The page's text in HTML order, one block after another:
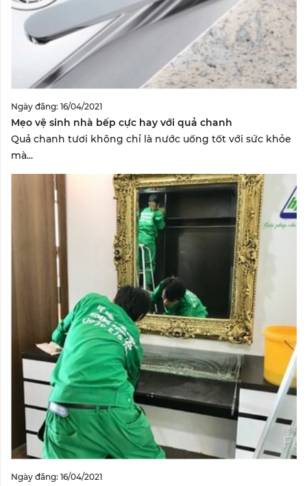
Ngày đăng: 16/04/2021
Mẹo vệ sinh nhà bếp cực hay với quả chanh
Quả chanh tươi không chỉ là nước uống tốt với sức khỏe
mà...
Ngày đăng: 16/04/2021